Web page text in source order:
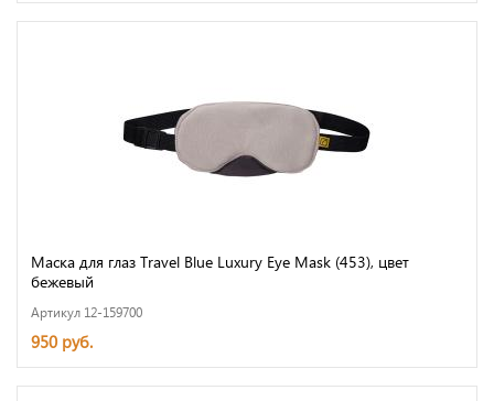
Маска для глаз Travel Blue Luxury Eye Mask (453), цвет
бежевый
Артикул 12-159700
950 руб.